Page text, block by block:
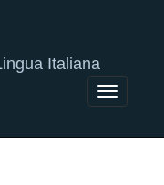
Italiana
Toggle